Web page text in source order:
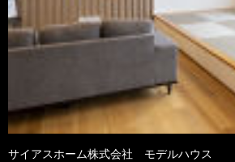
サイアスホーム株式会社 モデルハウス